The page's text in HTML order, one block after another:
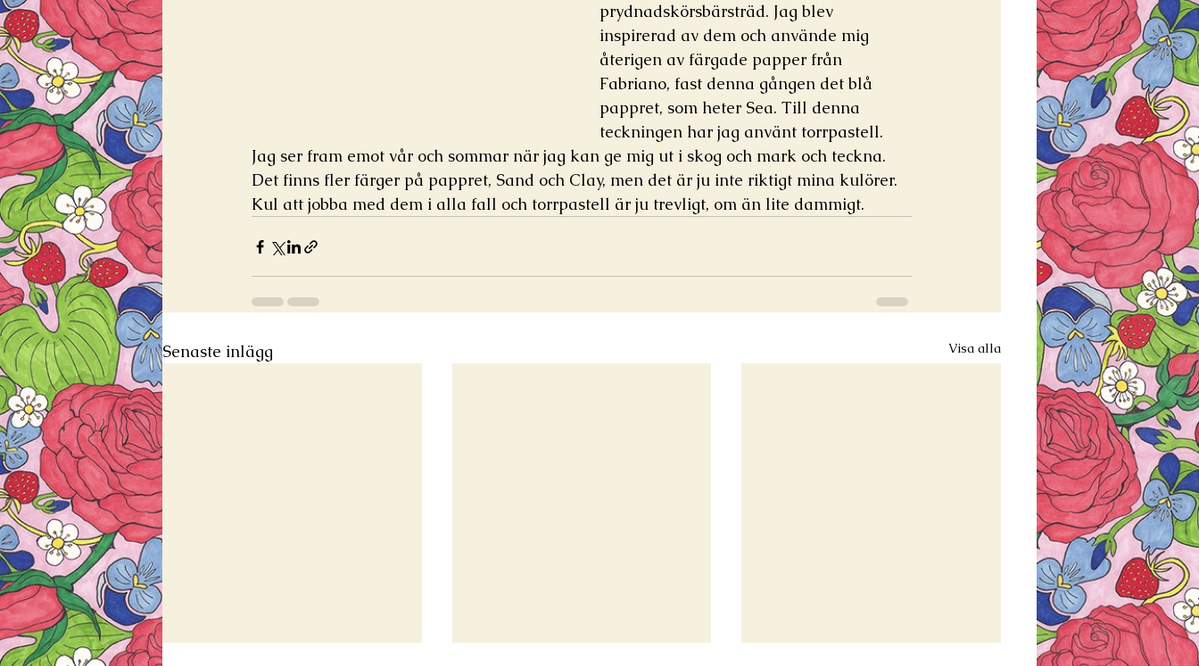
prydnadskörsbärsträd. Jag blev
inspirerad av dem och använde mig
återigen av färgade papper från
Fabriano, fast denna gången det blå
pappret, som heter Sea. Till denna
teckningen har jag använt torrpastell.
Jag ser fram emot vår och sommar när jag kan ge mig ut i skog och mark och teckna.
Det finns fler färger på pappret, Sand och Clay, men det är ju inte riktigt mina kulörer.
Kul att jobba med dem i alla fall och torrpastell är ju trevligt, om än lite dammigt.
Senaste inlägg Visa alla